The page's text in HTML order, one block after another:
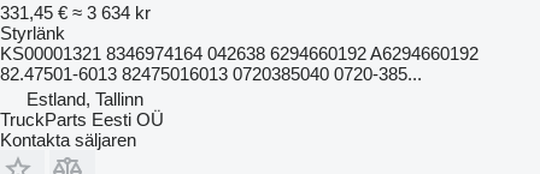
331,45 € ≈ 3 634 kr
Styrlänk
KS00001321 8346974164 042638 6294660192 A6294660192
82.47501-6013 82475016013 0720385040 0720-385...
Estland, Tallinn
TruckParts Eesti OÜ
Kontakta säljaren